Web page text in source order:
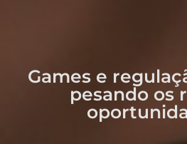
Games e
pesando os